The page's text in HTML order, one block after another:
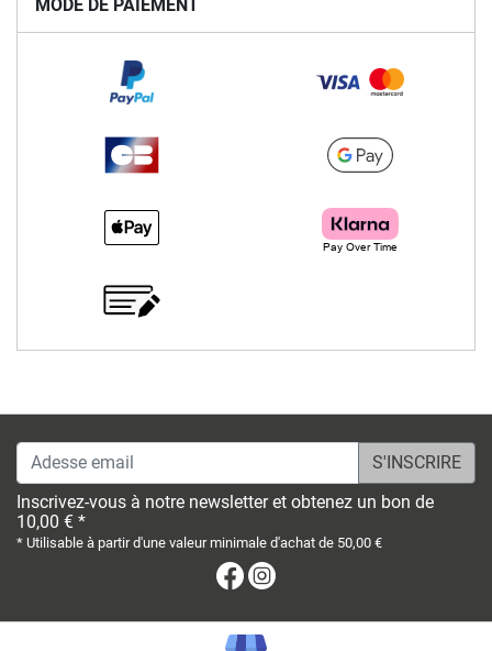
MODE DE PAIEMENT
Adesse email
Inscrivez-vous à notre newsletter et obtenez un bon de
10,00 € *
* Utilisable à partir d'une valeur minimale d'achat de 50,00 €
Facebook